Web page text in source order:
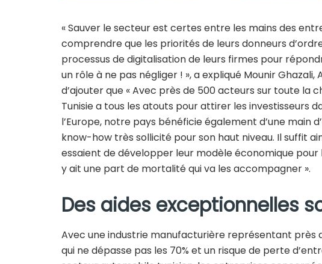
« Sauver le secteur est certes entre les mains des
comprendre que les priorités de leurs donneurs
processus de digitalisation de leurs firmes pour
un rôle à ne pas négliger ! », a expliqué Mounir Ghazali,
d’ajouter que « Avec près de 500 acteurs sur toute la
Tunisie a tous les atouts pour attirer les investisseurs
l’Europe, notre pays bénéficie également d’une main
know-how très sollicité pour son haut niveau. Il suffit
essaient de développer leur modèle économique
y ait une part de mortalité qui va les accompagner ».
Des aides exceptionnelles
Avec une industrie manufacturière représentant près
qui ne dépasse pas les 70% et un risque de perte